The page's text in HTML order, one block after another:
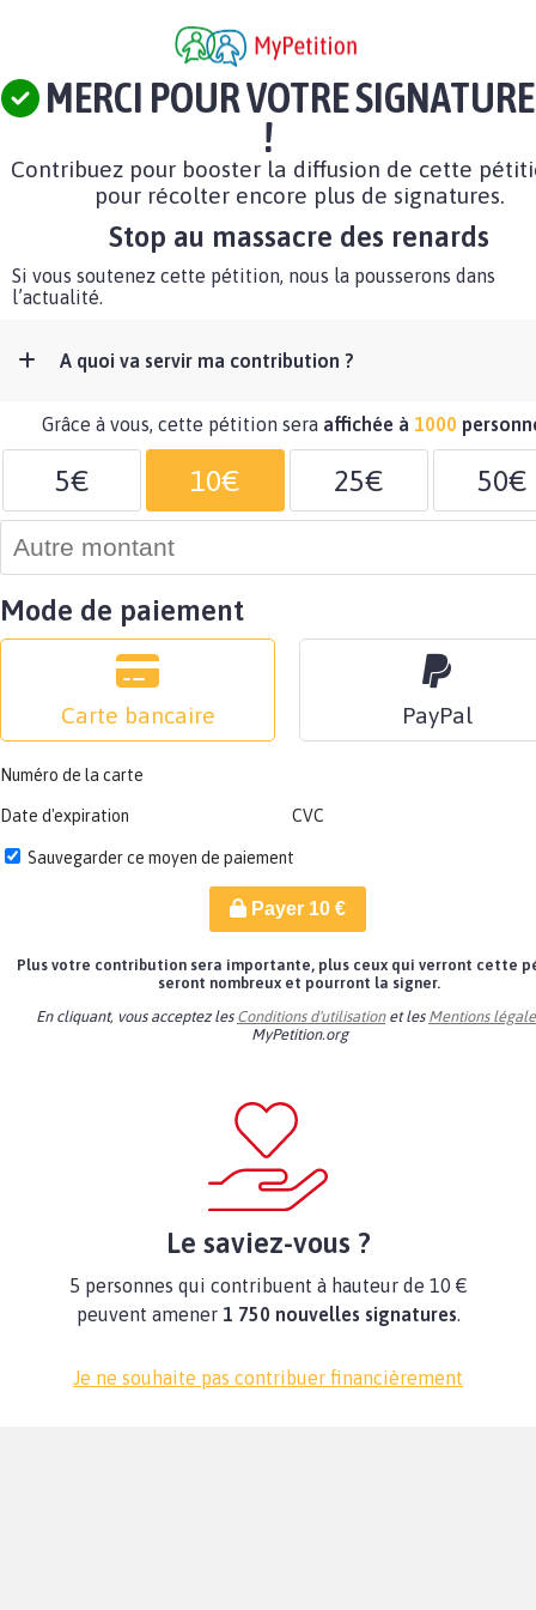
MERCI POUR VOTRE SIGNATURE
!
Contribuez pour booster la diffusion de cette
pour récolter encore plus de signatures.
Stop au massacre des renards
Si vous soutenez cette pétition, nous la pousserons dans
l’actualité.
A quoi va servir ma contribution ?
Grâce à vous, cette pétition sera affichée à 1000
5€ 10€ 25€ 50€
Mode de paiement
Carte bancaire PayPal
Numéro de la carte
Date d'expiration CVC
Sauvegarder ce moyen de paiement
Payer 10€
Plus votre contribution sera importante, plus ceux qui verront cette
seront nombreux et pourront la signer.
En cliquant, vous acceptez les Conditions d'utilisationet les Mentions
MyPetition.org
Le saviez-vous ?
5 personnes qui contribuent à hauteur de 10 €
peuvent amener 1 750 nouvelles signatures.
Je ne souhaite pas contribuer financièrement